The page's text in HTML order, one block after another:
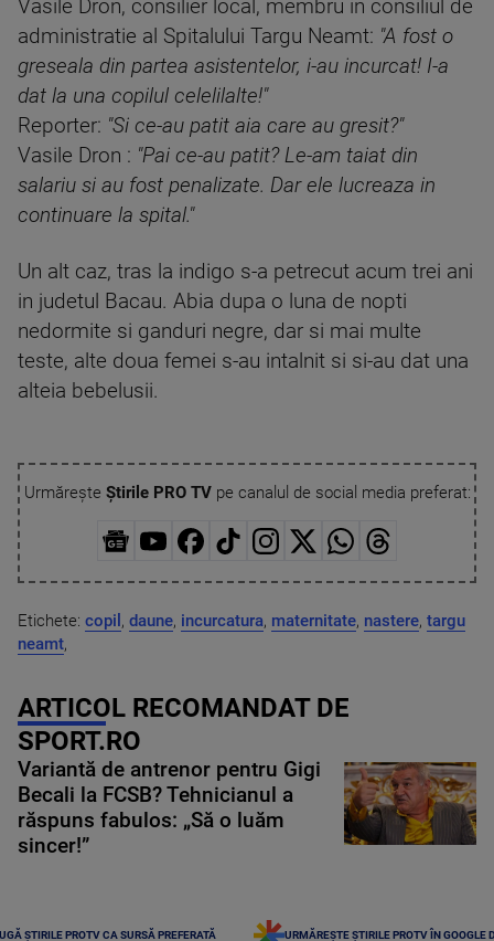
Vasile Dron, consilier local, membru in consiliul de
administratie al Spitalului Targu Neamt: "A fost o
greseala din partea asistentelor, i-au incurcat! I-a
dat la una copilul celelilalte!"
Reporter: "Si ce-au patit aia care au gresit?"
Vasile Dron : "Pai ce-au patit? Le-am taiat din
salariu si au fost penalizate. Dar ele lucreaza in
continuare la spital."
Un alt caz, tras la indigo s-a petrecut acum trei ani
in judetul Bacau. Abia dupa o luna de nopti
nedormite si ganduri negre, dar si mai multe
teste, alte doua femei s-au intalnit si si-au dat una
alteia bebelusii.
Urmărește Știrile PRO TVpe canalul de social media preferat:
Etichete: copil , daune, incurcatura, maternitate, nastere, targu
neamt,
ARTICOL RECOMANDAT DE
SPORT.RO
Variantă de antrenor pentru Gigi
Becali la FCSB? Tehnicianul a
răspuns fabulos: „Să o luăm
sincer!”
ȘTIRILE PROTV CA SURSĂ PREFERATĂ URMĂREȘTE ȘTIRILE PROTV ÎN GOOGLE